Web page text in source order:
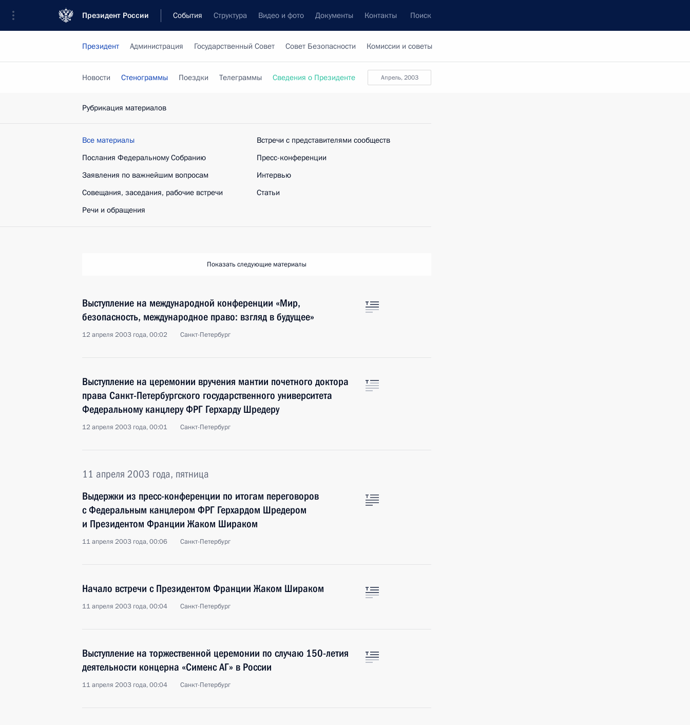
Президент России События Структура Видео и фото Документы Контакты Поиск
Президент Администрация Государственный Совет Совет Безопасности Комиссии и советы
апрель, 2003
Новости Стенограммы Поездки Телеграммы Сведения о Президенте
Рубрикация материалов
Все материалы
Послания Федеральному Собранию
Заявления по важнейшим вопросам
Совещания, заседания, рабочие встречи
Речи и обращения
Встречи с представителями сообществ
Пресс-конференции
Интервью
Статьи
Показать следующие материалы
Выступление на международной конференции «Мир,
безопасность, международное право: взгляд в будущее»
12 апреля 2003 года, 00:02 Санкт-Петербург
Выступление на церемонии вручения мантии почетного доктора
права Санкт-Петербургского государственного университета
Федеральному канцлеру ФРГ Герхарду Шредеру
12 апреля 2003 года, 00:01 Санкт-Петербург
11 апреля 2003 года, пятница
Выдержки из пресс-конференции по итогам переговоров
с Федеральным канцлером ФРГ Герхардом Шредером
и Президентом Франции Жаком Шираком
11 апреля 2003 года, 00:06 Санкт-Петербург
Начало встречи с Президентом Франции Жаком Шираком
11 апреля 2003 года, 00:04 Санкт-Петербург
Выступление на торжественной церемонии по случаю 150-летия
деятельности концерна «Сименс АГ» в России
11 апреля 2003 года, 00:04 Санкт-Петербург